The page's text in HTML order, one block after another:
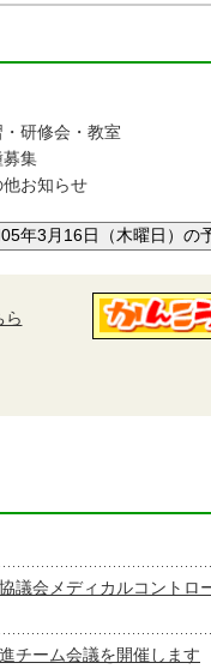
・研修会・教室
募集
他お知らせ
年3月16日（木曜日）の
ら
議会メディカルコントロ
チーム会議を開催します